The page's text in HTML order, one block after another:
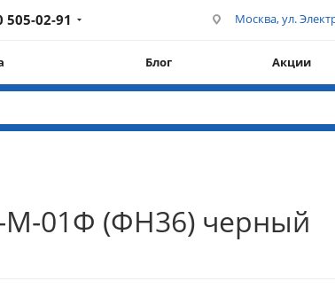
505-02-91 Москва, ул.
Блог Акции
М-01Ф (ФН36) черный